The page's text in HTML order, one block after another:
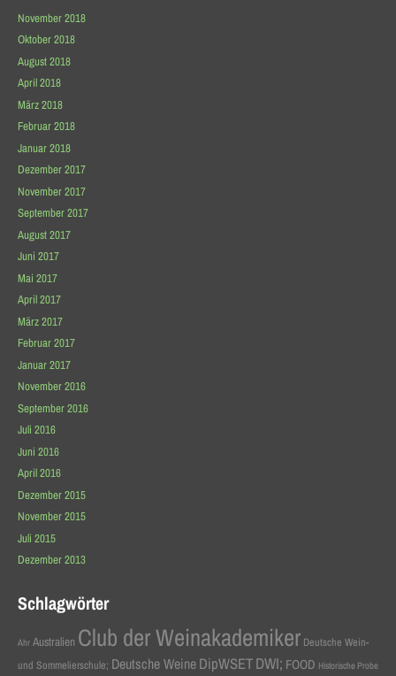
November 2018
Oktober 2018
August 2018
April 2018
März 2018
Februar 2018
Januar 2018
Dezember 2017
November 2017
September 2017
August 2017
Juni 2017
Mai 2017
April 2017
März 2017
Februar 2017
Januar 2017
November 2016
September 2016
Juli 2016
Juni 2016
April 2016
Dezember 2015
November 2015
Juli 2015
Dezember 2013
Schlagwörter
Ahr Australien Club der Weinakademiker Deutsche Wein-
und Sommelierschule; Deutsche Weine DipWSET DWI; FOOD Historische Probe